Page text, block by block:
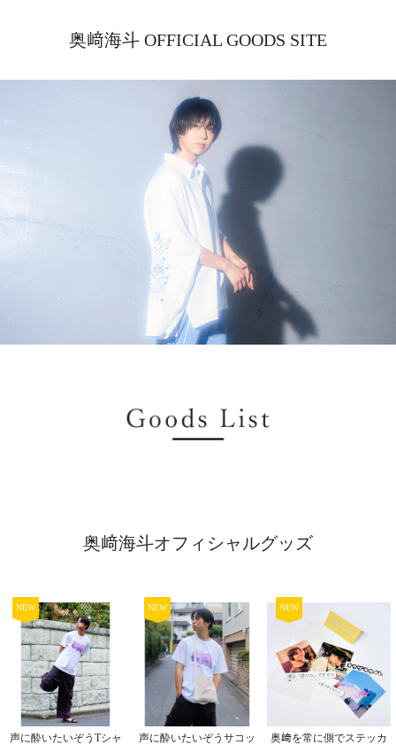
奥﨑海斗 OFFICIAL GOODS SITE
奥﨑海斗オフィシャルグッズ
NEW
声に酔いたいぞうTシャ
NEW
声に酔いたいぞうサコッ
NEW
奥﨑を常に側でステッカ